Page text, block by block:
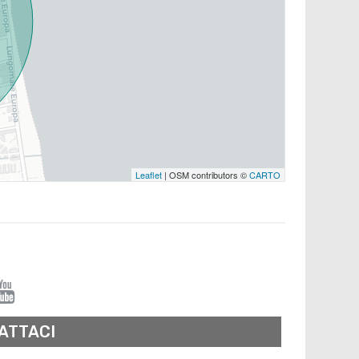
Leaflet| OSM contributors ©CARTO